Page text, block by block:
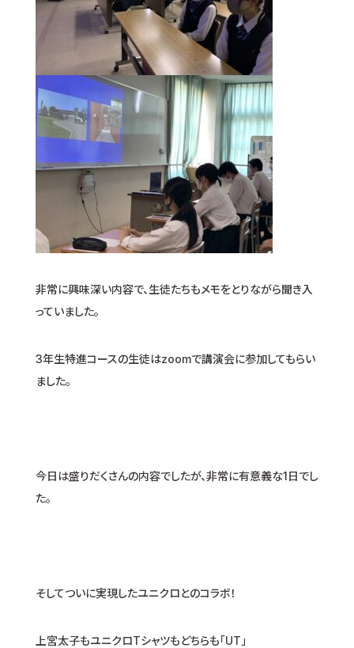
非常に興味深い内容で、生徒たちもメモをとりながら聞き入
っていました。
3年生特進コースの生徒はzoomで講演会に参加してもらい
ました。
今日は盛りだくさんの内容でしたが、非常に有意義な1日でし
た。
そしてついに実現したユニクロとのコラボ！
上宮太子もユニクロTシャツもどちらも「UT」